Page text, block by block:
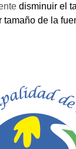
disminuir el
tamaño de la